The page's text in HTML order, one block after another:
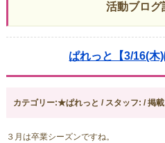
活動ブログ
ぱれっと【3/16(木)
カテゴリー:★ぱれっと / スタッフ: / 掲
３月は卒業シーズンですね。